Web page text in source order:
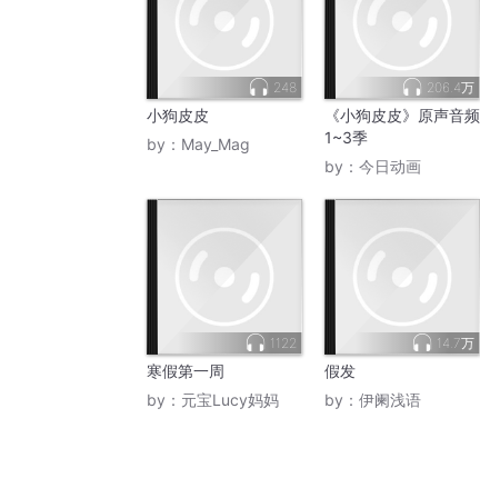
248
小狗皮皮
by： May_Mag
206.4万
《小狗皮皮》原声音频
1~3季
by： 今日动画
1122
寒假第一周
by： 元宝Lucy妈妈
14.7万
假发
by： 伊阑浅语